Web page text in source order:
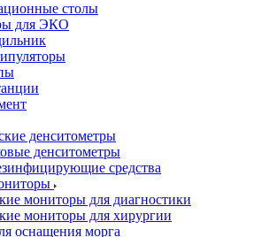
столы
для ЭКО
денситометры
денситометры
средства
мониторы для диагностики
мониторы для хирургии
оснащения морга